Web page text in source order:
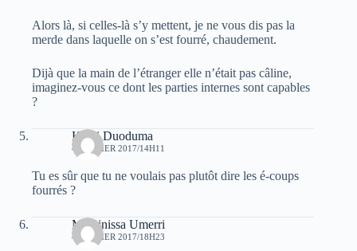
Alors là, si celles-là s’y mettent, je ne vous dis pas la
merde dans laquelle on s’est fourré, chaudement.
Dijà que la main de l’étranger elle n’était pas câline,
imaginez-vous ce dont les parties internes sont capables
?
Kichi Duoduma
4 JANVIER 2017/14H11
Tu es sûr que tu ne voulais pas plutôt dire les é-coups
fourrés ?
Massinissa Umerri
4 JANVIER 2017/18H23